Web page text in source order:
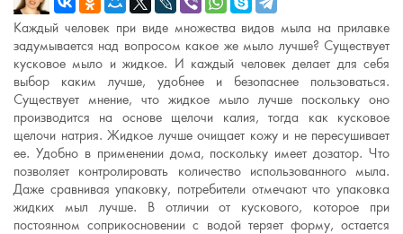
Каждый человек при виде множества видов мыла на прилавке
задумывается над вопросом какое же мыло лучше? Существует
кусковое мыло и жидкое. И каждый человек делает для себя
выбор каким лучше, удобнее и безопаснее пользоваться.
Существует мнение, что жидкое мыло лучше поскольку оно
производится на основе щелочи калия, тогда как кусковое
щелочи натрия. Жидкое лучше очищает кожу и не пересушивает
ее. Удобно в применении дома, поскольку имеет дозатор. Что
позволяет контролировать количество использованного мыла.
Даже сравнивая упаковку, потребители отмечают что упаковка
жидких мыл лучше. В отличии от кускового, которое при
постоянном соприкосновении с водой теряет форму, остается